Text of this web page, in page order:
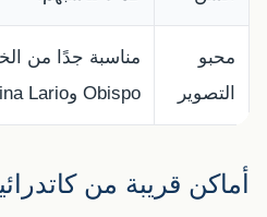
محبو
التصوير
Obispo وCalle Molina Lario.
أماكن قريبة من